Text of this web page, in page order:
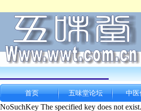
首页 五味堂论坛 中医